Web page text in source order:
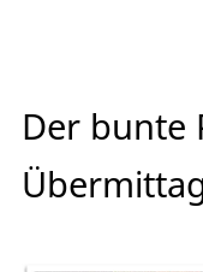
Der bunte